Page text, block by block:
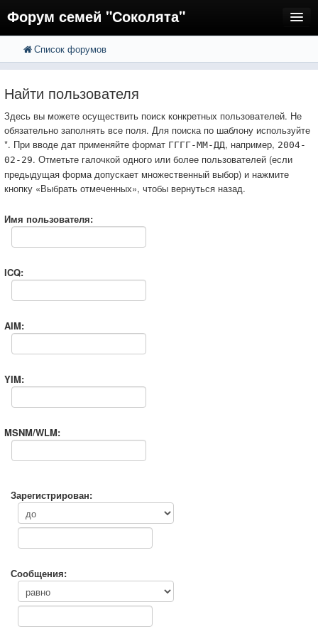
Форум семей "Соколята"
FAQ
Вход
Список форумов
Найти пользователя
Здесь вы можете осуществить поиск конкретных пользователей. Не
обязательно заполнять все поля. Для поиска по шаблону используйте
*. При вводе дат применяйте формат ГГГГ-ММ-ДД, например, 2004-
02-29. Отметьте галочкой одного или более пользователей (если
предыдущая форма допускает множественный выбор) и нажмите
кнопку «Выбрать отмеченных», чтобы вернуться назад.
Имя пользователя:
ICQ:
AIM:
YIM:
MSNM/WLM:
Зарегистрирован:
Сообщения: